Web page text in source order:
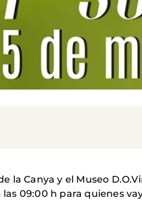
la Canya y el Museo
09:00 h para quienes